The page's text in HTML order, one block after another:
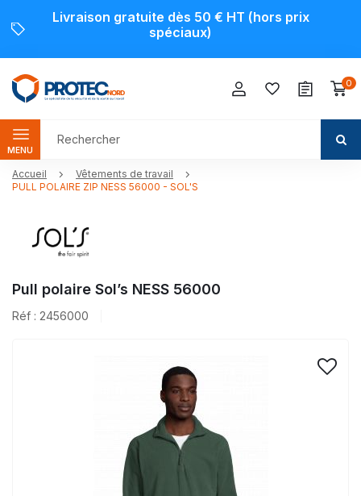
Livraison gratuite dès 50 € HT (hors prix
spéciaux)
0
MENU
Accueil
Vêtements de travail
PULL POLAIRE ZIP NESS 56000 - SOL'S
Pull polaire Sol’s NESS 56000
Réf : 2456000